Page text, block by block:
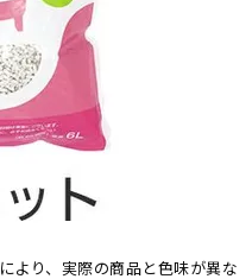
より、実際の商品と色味が異な